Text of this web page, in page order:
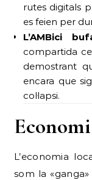
rutes digitals
es feien per
L’AMBici
compartida
demostrant
encara que
col·lapsi.
L’economia
som la